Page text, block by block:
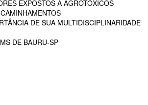
EXPOSTOS A AGROTÓXICOS
DE SUA MULTIDISCIPLINARIDADE
DE BAURU-SP